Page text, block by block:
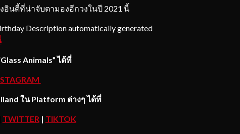
อินดี้ที่น่าจับตามองอีกวงในปี 2021 นี้
Glass Animals”ได้ที่
ใน Platform ต่างๆ ได้ที่
TWITTER | TIKTOK